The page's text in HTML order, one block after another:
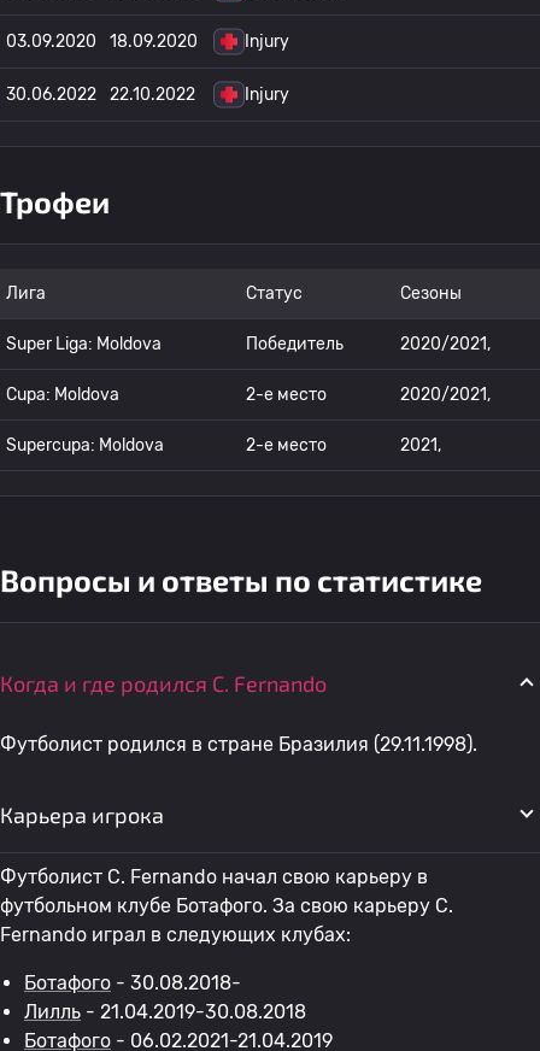
03.09.2020 18.09.2020 Injury
30.06.2022 22.10.2022 Injury
Трофеи
Лига Статус Сезоны
Super Liga: Moldova Победитель 2020/2021,
Cupa: Moldova 2-е место 2020/2021,
Supercupa: Moldova 2-е место 2021,
Вопросы и ответы по статистике
Когда и где родился C. Fernando
Футболист родился в стране Бразилия (29.11.1998).
Карьера игрока
Футболист C. Fernando начал свою карьеру в
футбольном клубе Ботафого. За свою карьеру C.
Fernando играл в следующих клубах:
Ботафого - 30.08.2018-
Лилль - 21.04.2019-30.08.2018
Ботафого - 06.02.2021-21.04.2019